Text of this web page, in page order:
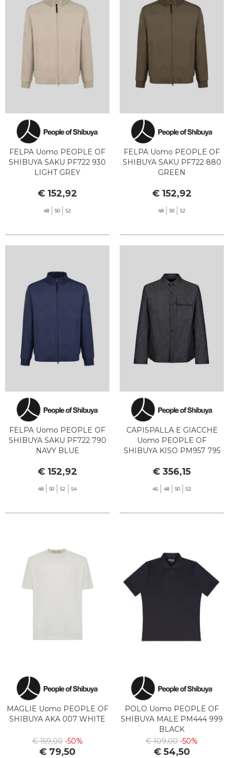
FELPA Uomo PEOPLE OF
SHIBUYA SAKU PF722 930
LIGHT GREY
€ 152,92
48 50 52
FELPA Uomo PEOPLE OF
SHIBUYA SAKU PF722 880
GREEN
€ 152,92
48 50 52
FELPA Uomo PEOPLE OF
SHIBUYA SAKU PF722 790
NAVY BLUE
€ 152,92
48 50 52 54
CAPISPALLA E GIACCHE
Uomo PEOPLE OF
SHIBUYA KISO PM957 795
€ 356,15
46 48 50 52
MAGLIE Uomo PEOPLE OF
SHIBUYA AKA 007 WHITE
€ 159,00 -50%
€ 79,50
POLO Uomo PEOPLE OF
SHIBUYA MALE PM444 999
BLACK
€ 109,00 -50%
€ 54,50